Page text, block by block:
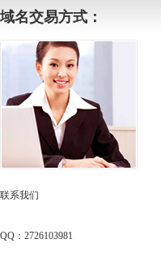
域名交易方式：
联系我们
QQ：2726103981